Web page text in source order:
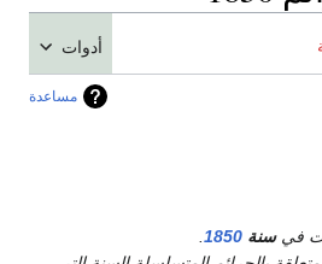
أدوات
مساعدة
فيسنة 1850